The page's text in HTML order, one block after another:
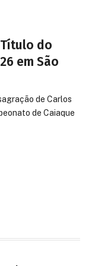
do
em São
de Carlos
de Caiaque